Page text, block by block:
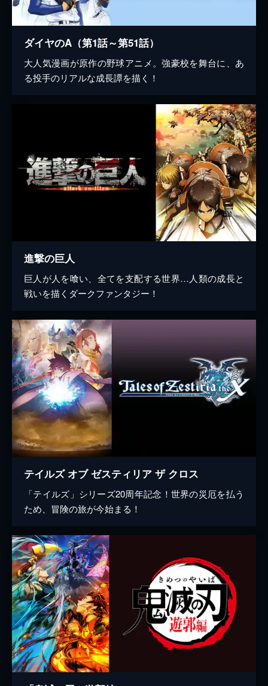
ダイヤのA（第1話～第51話）
大人気漫画が原作の野球アニメ。強豪校を舞台に、あ
る投手のリアルな成長譚を描く！
進撃の巨人
巨人が人を喰い、全てを支配する世界…人類の成長と
戦いを描くダークファンタジー！
テイルズ オブ ゼスティリア ザ クロス
「テイルズ」シリーズ20周年記念！世界の災厄を払う
ため、冒険の旅が今始まる！